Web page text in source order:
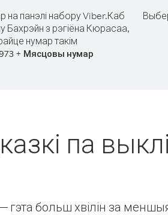
на панэлі набору Viber.Каб
Бахрэйн з рэгіёна Кюрасаа,
нумар такім
+ Мясцовы нумар
па
гэта больш хвілін за